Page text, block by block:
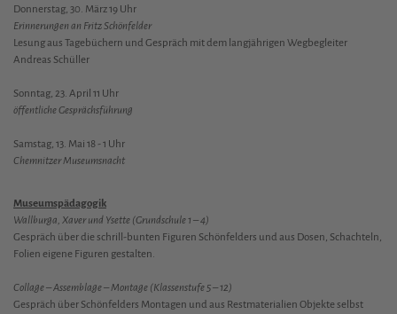
Donnerstag, 30. März 19 Uhr
Erinnerungen an Fritz Schönfelder
Lesung aus Tagebüchern und Gespräch mit dem langjährigen Wegbegleiter
Andreas Schüller
Sonntag, 23. April 11 Uhr
öffentliche Gesprächsführung
Samstag, 13. Mai 18 - 1 Uhr
Chemnitzer Museumsnacht
Museumspädagogik
Wallburga, Xaver und Ysette (Grundschule 1 – 4)
Gespräch über die schrill-bunten Figuren Schönfelders und aus Dosen, Schachteln,
Folien eigene Figuren gestalten.
Collage – Assemblage – Montage (Klassenstufe 5 – 12)
Gespräch über Schönfelders Montagen und aus Restmaterialien Objekte selbst